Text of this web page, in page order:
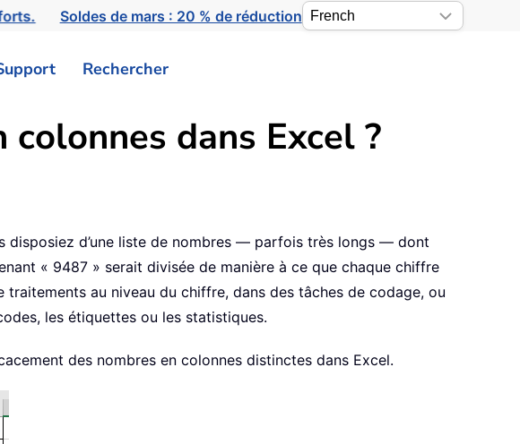
Soldes de mars : 20 % de réduction
Rechercher
dans Excel ?
disposiez d’une liste de nombres — parfois très longs — dont
« 9487 » serait divisée de manière à ce que chaque chiffre
au niveau du chiffre, dans des tâches de codage, ou
les étiquettes ou les statistiques.
des nombres en colonnes distinctes dans Excel.